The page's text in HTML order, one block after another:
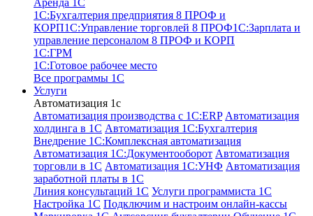
Аренда 1С
1С:Бухгалтерия предприятия 8 ПРОФ и
КОРП1С:Управление торговлей 8 ПРОФ1С:Зарплата и
управление персоналом 8 ПРОФ и КОРП
1С:ГРМ
1С:Готовое рабочее место
Все программы 1С
Услуги
Автоматизация 1с
Автоматизация производства с 1C:ERP Автоматизация
холдинга в 1С Автоматизация 1С:Бухгалтерия
Внедрение 1С:Комплексная автоматизация
Автоматизация 1С:Документооборот Автоматизация
торговли в 1С Автоматизация 1С:УНФ Автоматизация
заработной платы в 1С
Линия консультаций 1С Услуги программиста 1С
Настройка 1С Подключим и настроим онлайн-кассы